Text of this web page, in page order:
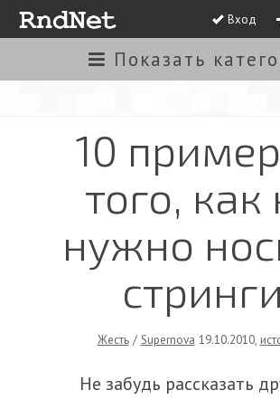
Вход
Показать
10
того, как
нужно
стринги
Жесть/ Supernova 19.10.2010,
Не забудь рассказать